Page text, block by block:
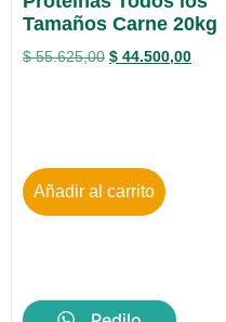
Tamaños Carne 20kg
$55.625,00 $ 44.500,00
Añadir al carrito